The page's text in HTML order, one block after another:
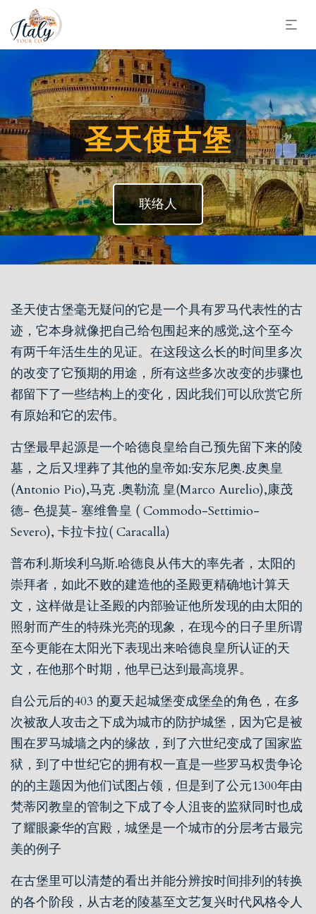
圣天使古堡
联络人
圣天使古堡毫无疑问的它是一个具有罗马代表性的古
迹，它本身就像把自己给包围起来的感觉,这个至今
有两千年活生生的见证。在这段这么长的时间里多次
的改变了它预期的用途，所有这些多次改变的步骤也
都留下了一些结构上的变化，因此我们可以欣赏它所
有原始和它的宏伟。
古堡最早起源是一个哈德良皇给自己预先留下来的陵
墓，之后又埋葬了其他的皇帝如:安东尼奥.皮奥皇
(Antonio Pio),马克 .奥勒流 皇(Marco Aurelio),康茂
德- 色提莫- 塞维鲁皇 ( Commodo-Settimio-
Severo), 卡拉卡拉( Caracalla)
普布利.斯埃利乌斯.哈德良从伟大的率先者，太阳的
崇拜者，如此不败的建造他的圣殿更精确地计算天
文，这样做是让圣殿的内部验证他所发现的由太阳的
照射而产生的特殊光亮的现象，在现今的日子里所谓
至今更能在太阳光下表现出来哈德良皇所认证的天
文，在他那个时期，他早已达到最高境界。
自公元后的403 的夏天起城堡变成堡垒的角色，在多
次被敌人攻击之下成为城市的防护城堡，因为它是被
围在罗马城墙之内的缘故，到了六世纪变成了国家监
狱，到了中世纪它的拥有权一直是一些罗马权贵争论
的的主题因为他们试图占领，但是到了公元1300年由
梵蒂冈教皇的管制之下成了令人沮丧的监狱同时也成
了耀眼豪华的宫殿，城堡是一个城市的分层考古最完
美的例子
在古堡里可以清楚的看出并能分辨按时间排列的转换
的各个阶段，从古老的陵墓至文艺复兴时代风格令人